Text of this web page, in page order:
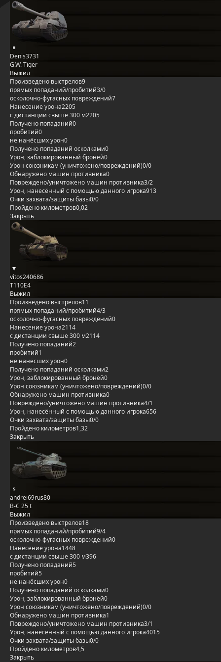
Denis3731
G.W. Tiger
Выжил
Произведено выстрелов9
прямых попаданий/пробитий3/0
осколочно-фугасных повреждений7
Нанесение урона2205
с дистанции свыше 300 м2205
Получено попаданий0
пробитий0
не нанёсших урон0
Получено попаданий осколками0
Урон, заблокированный бронёй0
Урон союзникам (уничтожено/повреждений)0/0
Обнаружено машин противника0
Повреждено/уничтожено машин противника3/2
Урон, нанесённый с помощью данного игрока913
Очки захвата/защиты базы0/0
Пройдено километров0,02
Закрыть
vitos240686
T110E4
Выжил
Произведено выстрелов11
прямых попаданий/пробитий4/3
осколочно-фугасных повреждений0
Нанесение урона2114
с дистанции свыше 300 м2114
Получено попаданий2
пробитий1
не нанёсших урон0
Получено попаданий осколками2
Урон, заблокированный бронёй0
Урон союзникам (уничтожено/повреждений)0/0
Обнаружено машин противника0
Повреждено/уничтожено машин противника4/1
Урон, нанесённый с помощью данного игрока656
Очки захвата/защиты базы0/0
Пройдено километров1,32
Закрыть
andrei69rus80
B-C 25 t
Выжил
Произведено выстрелов18
прямых попаданий/пробитий9/4
осколочно-фугасных повреждений0
Нанесение урона1448
с дистанции свыше 300 м396
Получено попаданий5
пробитий5
не нанёсших урон0
Получено попаданий осколками0
Урон, заблокированный бронёй0
Урон союзникам (уничтожено/повреждений)0/0
Обнаружено машин противника1
Повреждено/уничтожено машин противника3/1
Урон, нанесённый с помощью данного игрока4015
Очки захвата/защиты базы0/0
Пройдено километров4,5
Закрыть